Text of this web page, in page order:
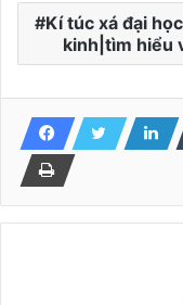
Kí túc xá đại
kinh|tìm hiểu